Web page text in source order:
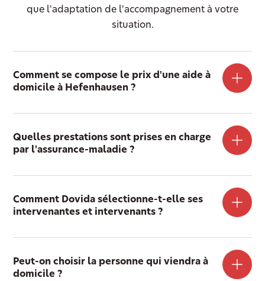
que l'adaptation de l'accompagnement à votre
situation.
Comment se compose le prix d'une aide à
domicile à Hefenhausen ?
Quelles prestations sont prises en charge
par l'assurance-maladie ?
Comment Dovida sélectionne-t-elle ses
intervenantes et intervenants ?
Peut-on choisir la personne qui viendra à
domicile ?